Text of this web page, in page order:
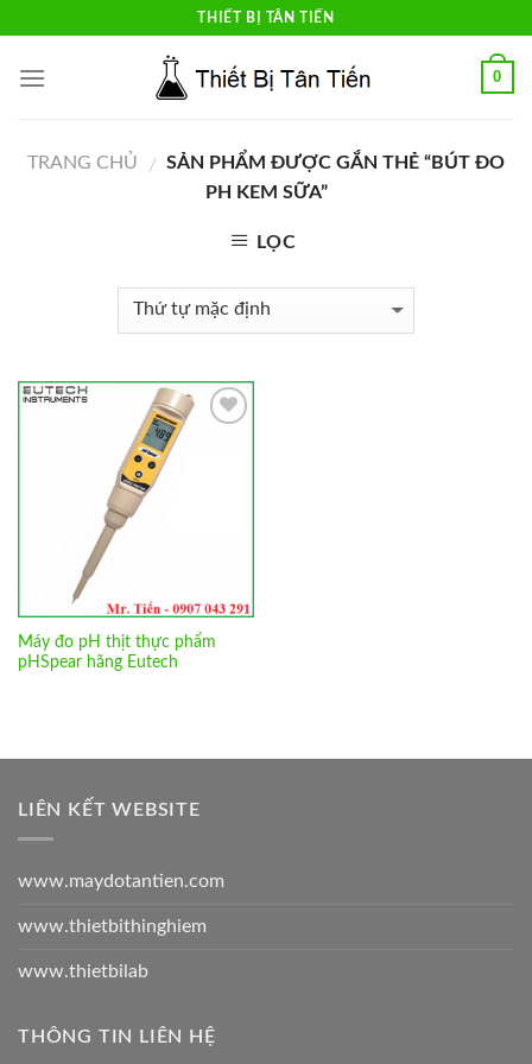
content
THIẾT BỊ TÂN TIẾN
0
TRANG CHỦ / SẢN PHẨM ĐƯỢC GẮN THẺ “BÚT ĐO
PH KEM SỮA”
LỌC
Máy đo pH thịt thực phẩm
pHSpear hãng Eutech
LIÊN KẾT WEBSITE
www.maydotantien.com
www.thietbithinghiem
www.thietbilab
THÔNG TIN LIÊN HỆ